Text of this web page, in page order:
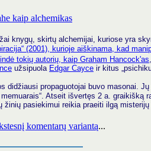
kaip alchemikas
knygų, skirtų alchemijai, kuriose yra
(2001), kurioje aiškinama, kad
tokių autorių, kaip Graham Hancock'as
užsipuola Edgar Cayce ir kitus
didžiausi propaguotojai buvo masonai.
memuarais“. Atseit išvertęs 2 a.
pasiekimui reikia praeiti ilgą
komentarų variantą...